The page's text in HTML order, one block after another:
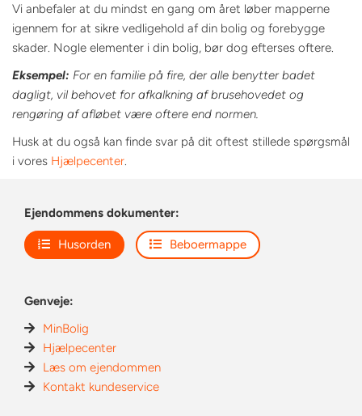
Vi anbefaler at du mindst en gang om året løber mapperne
igennem for at sikre vedligehold af din bolig og forebygge
skader. Nogle elementer i din bolig, bør dog efterses oftere.
Eksempel: For en familie på fire, der alle benytter badet
dagligt, vil behovet for afkalkning af brusehovedet og
rengøring af afløbet være oftere end normen.
Husk at du også kan finde svar på dit oftest stillede spørgsmål
i vores Hjælpecenter
Ejendommens dokumenter:
Husorden Beboermappe
Genveje:
MinBolig
Hjælpecenter
Læs om ejendommen
Kontakt kundeservice